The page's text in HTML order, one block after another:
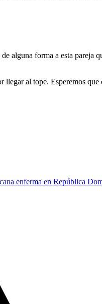
alguna forma a esta pareja
al tope. Esperemos
enferma en República